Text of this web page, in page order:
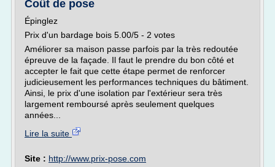
Coût de pose
Épinglez
Prix d'un bardage bois 5.00/5 - 2 votes
Améliorer sa maison passe parfois par la très redoutée
épreuve de la façade. Il faut le prendre du bon côté et
accepter le fait que cette étape permet de renforcer
judicieusement les performances techniques du bâtiment.
Ainsi, le prix d'une isolation par l'extérieur sera très
largement remboursé après seulement quelques
années...
Lire la suite
Site : http://www.prix-pose.com